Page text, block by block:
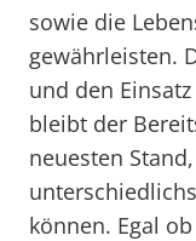
sowie die
gewährleisten.
und den
bleibt der
neuesten
können. Egal